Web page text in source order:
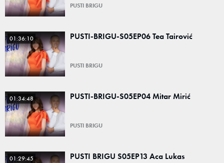
PUSTI BRIGU
01:36:10 PUSTI-BRIGU-S05EP06 Tea Tairović
PUSTI BRIGU
01:34:48 PUSTI-BRIGU-S05EP04 Mitar Mirić
PUSTI BRIGU
01:29:45 PUSTI BRIGU S05EP13 Aca Lukas